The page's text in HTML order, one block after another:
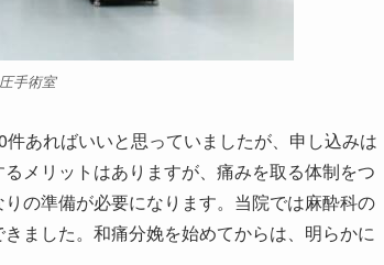
手術室
あればいいと思っていましたが、申し込みは
メリットはありますが、痛みを取る体制をつ
の準備が必要になります。当院では麻酔科の
ました。和痛分娩を始めてからは、明らかに